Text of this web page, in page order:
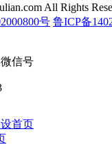
All Rights
号 鲁ICP备